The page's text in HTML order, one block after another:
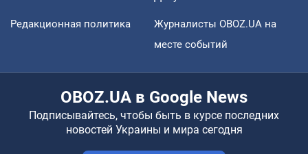
Редакционная политика
Журналисты OBOZ.UA на
месте событий
OBOZ.UA в Google News
Подписывайтесь, чтобы быть в курсе последних
новостей Украины и мира сегодня